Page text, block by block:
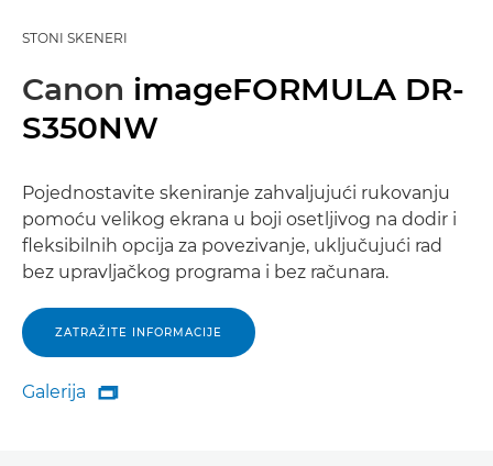
STONI SKENERI
Canon imageFORMULA DR-
S350NW
Pojednostavite skeniranje zahvaljujući rukovanju
pomoću velikog ekrana u boji osetljivog na dodir i
fleksibilnih opcija za povezivanje, uključujući rad
bez upravljačkog programa i bez računara.
ZATRAŽITE INFORMACIJE
Galerija
Galerija
